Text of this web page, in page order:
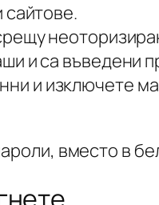
сайтове.
и са въведени
и изключете
вместо в